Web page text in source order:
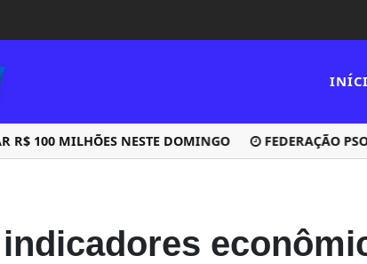
100 MILHÕES NESTE DOMINGO FEDERAÇÃO PSOL-